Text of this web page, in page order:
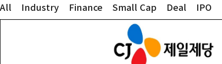
All Industry Finance Small Cap Deal IPO